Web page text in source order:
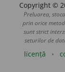
Copyright ©
Preluarea,
prin orice
sunt strict
seturilor de
licență